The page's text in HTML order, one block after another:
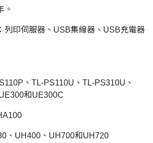
。
列印伺服器、USB集線器、USB充電器
、TL-PS110U、TL-PS310U、
和UE300C
、UH400、UH700和UH720